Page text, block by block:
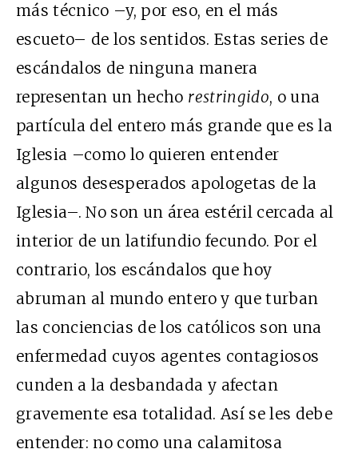
más técnico –y, por eso, en el más
escueto– de los sentidos. Estas series de
escándalos de ninguna manera
representan un hecho restringido, o una
partícula del entero más grande que es la
Iglesia –como lo quieren entender
algunos desesperados apologetas de la
Iglesia–. No son un área estéril cercada al
interior de un latifundio fecundo. Por el
contrario, los escándalos que hoy
abruman al mundo entero y que turban
las conciencias de los católicos son una
enfermedad cuyos agentes contagiosos
cunden a la desbandada y afectan
gravemente esa totalidad. Así se les debe
entender: no como una calamitosa